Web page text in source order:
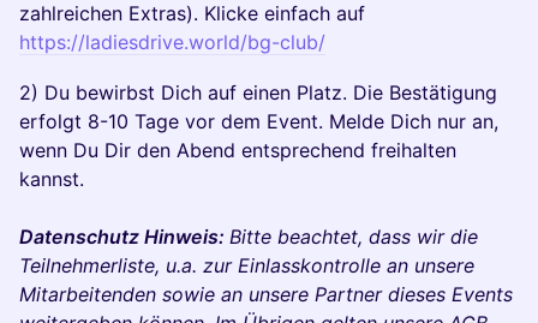
zahlreichen Extras). Klicke einfach auf
https://ladiesdrive.world/bg-club/
2) Du bewirbst Dich auf einen Platz. Die Bestätigung
erfolgt 8-10 Tage vor dem Event. Melde Dich nur an,
wenn Du Dir den Abend entsprechend freihalten
kannst.
Datenschutz Hinweis: Bitte beachtet, dass wir die
Teilnehmerliste, u.a. zur Einlasskontrolle an unsere
Mitarbeitenden sowie an unsere Partner dieses Events